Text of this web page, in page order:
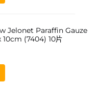
Jelonet Paraffin Gauze
10cm (7404) 10片